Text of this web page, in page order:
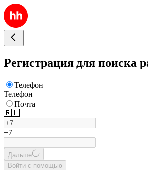
Регистрация для поиска
Телефон
Телефон
Почта
🇷🇺
+7
Дальше
Войти с помощью